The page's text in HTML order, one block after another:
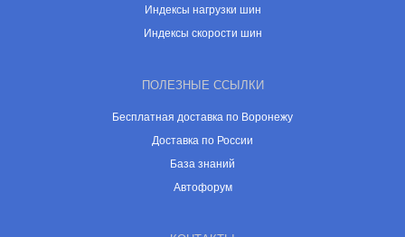
Индексы нагрузки шин
Индексы скорости шин
ПОЛЕЗНЫЕ ССЫЛКИ
Бесплатная доставка по Воронежу
Доставка по России
База знаний
Автофорум